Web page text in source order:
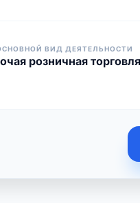
ВИД ДЕЯТЕЛЬНОСТИ
розничная